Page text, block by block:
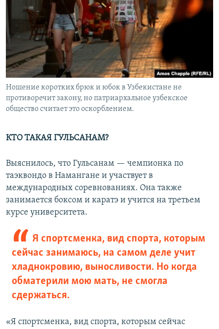
Ношение коротких брюк и юбок в Узбекистане не
противоречит закону, но патриархальное узбекское
общество считает это оскорблением.
КТО ТАКАЯ ГУЛЬСАНАМ?
Выяснилось, что Гульсанам — чемпионка по
таэквондо в Намангане и участвует в
международных соревнованиях. Она также
занимается боксом и каратэ и учится на третьем
курсе университета.
Я спортсменка, вид спорта, которым
сейчас занимаюсь, на самом деле учит
хладнокровию, выносливости. Но когда
обматерили мою мать, не смогла
сдержаться.
«Я спортсменка, вид спорта, которым сейчас